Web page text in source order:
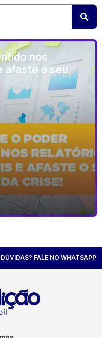
nos
afaste o seu
FALE NO WHATSAPP